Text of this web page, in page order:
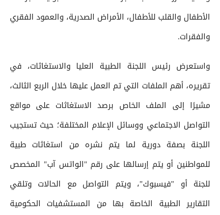
الأطفال والقلب للأطفال، ‌الأمراض الصدرية، والعمود الفقري
والفقرات.
واستعرض رئيس اللجنة الطبية العليا والاستغاثات، في
تقريره، أهم الملفات التي تم العمل عليها خلال الربع الثالث،
مشيرًا إلى الملف الخاص برصد الاستغاثات على مواقع
التواصل الاجتماعي ووسائل الإعلام المختلفة؛ حيث تستجيب
اللجنة بصفة دورية لما يتم نشره من استغاثات طبية
للمواطنين أو يتم إرسالها على رقم "الواتس آب" المخصص
للجنة أو "فيسبوك"، ويتم التواصل مع الحالات وتلقي
التقارير الطبية الخاصة بها من المستشفيات الحكومية